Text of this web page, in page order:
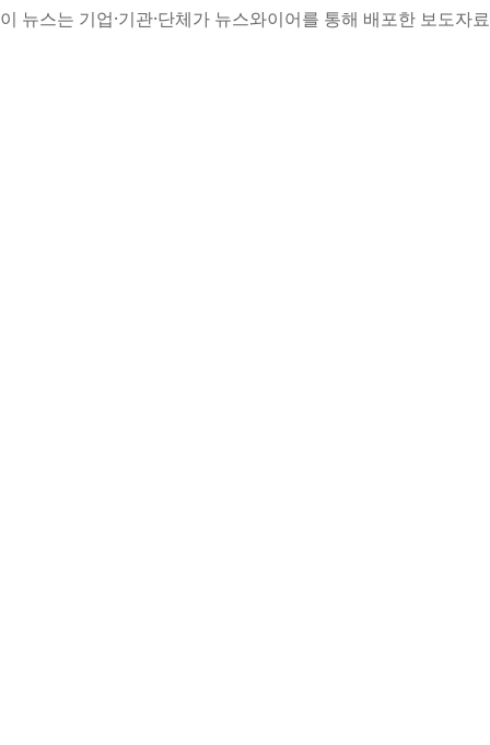
이 뉴스는 기업·기관·단체가 뉴스와이어를 통해 배포한 보도자